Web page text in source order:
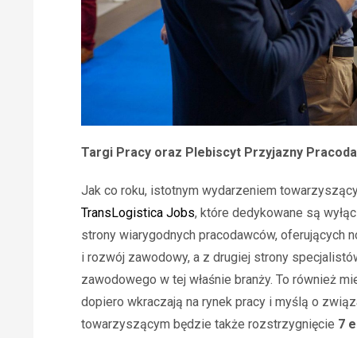
Targi Pracy oraz Plebiscyt Przyjazny
Jak co roku, istotnym wydarzeniem
TransLogistica Jobs, które dedykowane są
strony wiarygodnych pracodawców, oferujących
i rozwój zawodowy, a z drugiej strony
zawodowego w tej właśnie branży. To również
dopiero wkraczają na rynek pracy i myślą o
towarzyszącym będzie także rozstrzygnięcie 7